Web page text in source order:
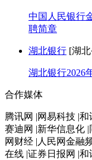
中国人民银行
聘简章
湖北银行 [湖
湖北银行2026
合作媒体
腾讯网 |网易科技 |
赛迪网 |新华信息化
网财经 |人民网金融
在线 |证券日报网 |